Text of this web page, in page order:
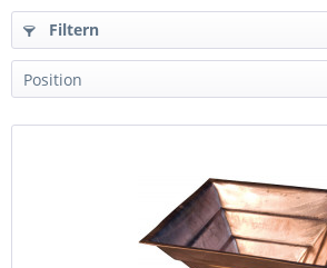
Filtern